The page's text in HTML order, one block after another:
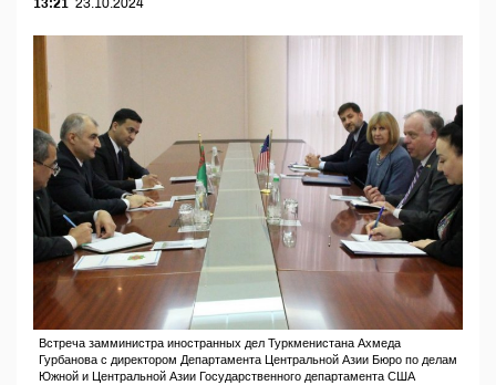
13:21 23.10.2024
Встреча замминистра иностранных дел Туркменистана Ахмеда
Гурбанова с директором Департамента Центральной Азии Бюро по делам
Южной и Центральной Азии Государственного департамента США